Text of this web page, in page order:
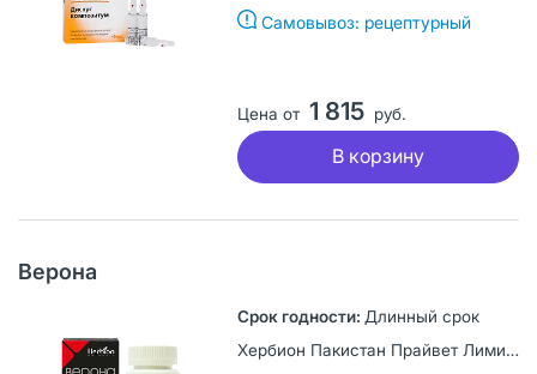
Самовывоз: рецептурный
Цена от 1 815 руб.
В корзину
Верона
Длинный срок
Хербион Пакистан Прайвет Лимитед, Пакистан